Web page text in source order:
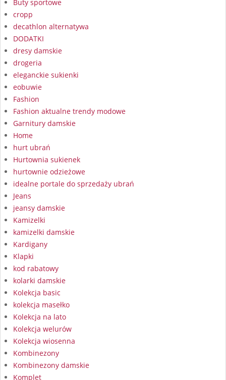
Buty sportowe
cropp
decathlon alternatywa
DODATKI
dresy damskie
drogeria
eleganckie sukienki
eobuwie
Fashion
Fashion aktualne trendy modowe
Garnitury damskie
Home
hurt ubrań
Hurtownia sukienek
hurtownie odzieżowe
idealne portale do sprzedaży ubrań
Jeans
jeansy damskie
Kamizelki
kamizelki damskie
Kardigany
Klapki
kod rabatowy
kolarki damskie
Kolekcja basic
kolekcja masełko
Kolekcja na lato
Kolekcja welurów
Kolekcja wiosenna
Kombinezony
Kombinezony damskie
Komplet